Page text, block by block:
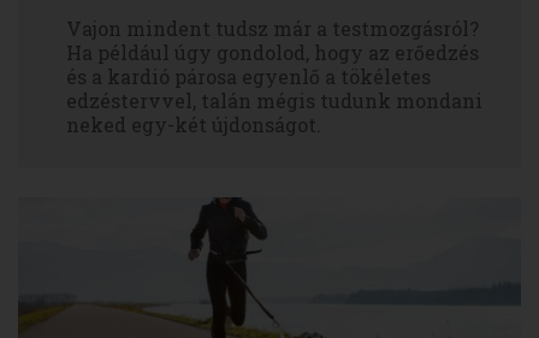
Vajon mindent tudsz már a testmozgásról?
Ha például úgy gondolod, hogy az erőedzés
és a kardió párosa egyenlő a tökéletes
edzéstervvel, talán mégis tudunk mondani
neked egy-két újdonságot.